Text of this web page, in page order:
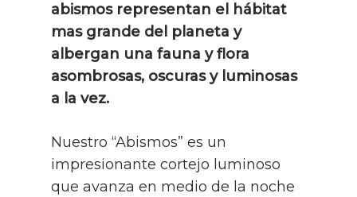
abismos representan el hábitat
mas grande del planeta y
albergan una fauna y flora
asombrosas, oscuras y luminosas
a la vez.
Nuestro “Abismos” es un
impresionante cortejo luminoso
que avanza en medio de la noche